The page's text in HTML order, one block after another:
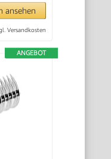
ansehen
Versandkosten
ANGEBOT